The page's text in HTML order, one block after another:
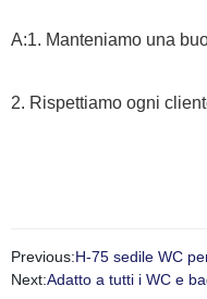
A:1. Manteniamo una
2. Rispettiamo ogni
Previous:H-75 sedile WC
Next:Adatto a tutti i WC e